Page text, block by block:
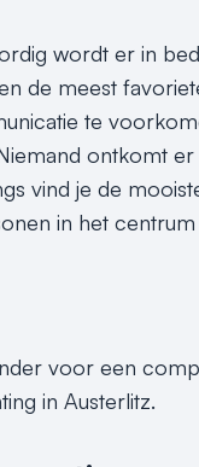
wordt er in
de meest
te
ontkomt er
vind je de
in het centrum
voor een
in Austerlitz.